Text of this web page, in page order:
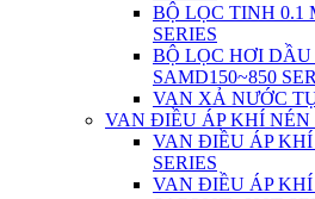
BỘ LỌC TINH 0.1
SERIES
BỘ LỌC HƠI DẦU
SAMD150~850
VAN XẢ NƯỚC
VAN ĐIỀU ÁP KHÍ NÉN
VAN ĐIỀU ÁP KHÍ
SERIES
VAN ĐIỀU ÁP KHÍ